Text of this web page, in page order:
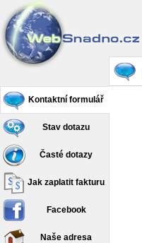
Kontaktní formulář
Stav dotazu
Časté dotazy
Jak zaplatit fakturu
Facebook
Naše adresa